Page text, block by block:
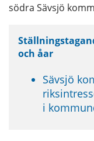
södra Sävsjö
och åar
Sävsjö
i